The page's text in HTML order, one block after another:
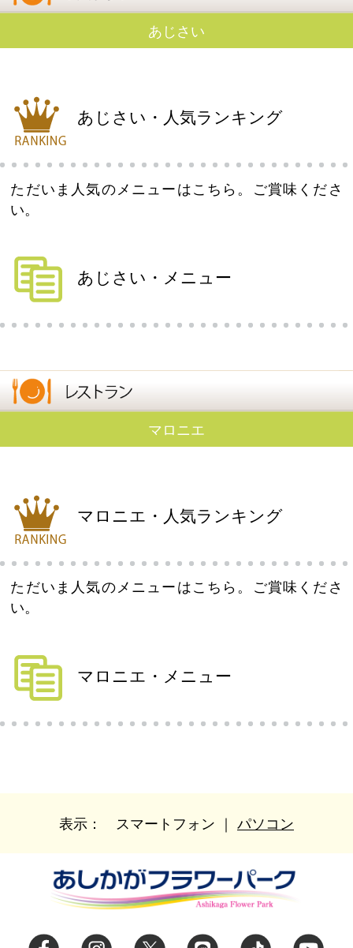
あじさい
あじさい・人気ランキング
ただいま人気のメニューはこちら。ご賞味くださ
い。
あじさい・メニュー
マロニエ
マロニエ・人気ランキング
ただいま人気のメニューはこちら。ご賞味くださ
い。
マロニエ・メニュー
表示： スマートフォン ｜ パソコン